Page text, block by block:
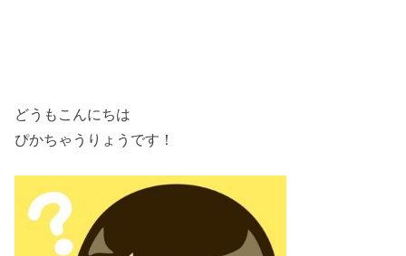
どうもこんにちは
ぴかちゃうりょうです！